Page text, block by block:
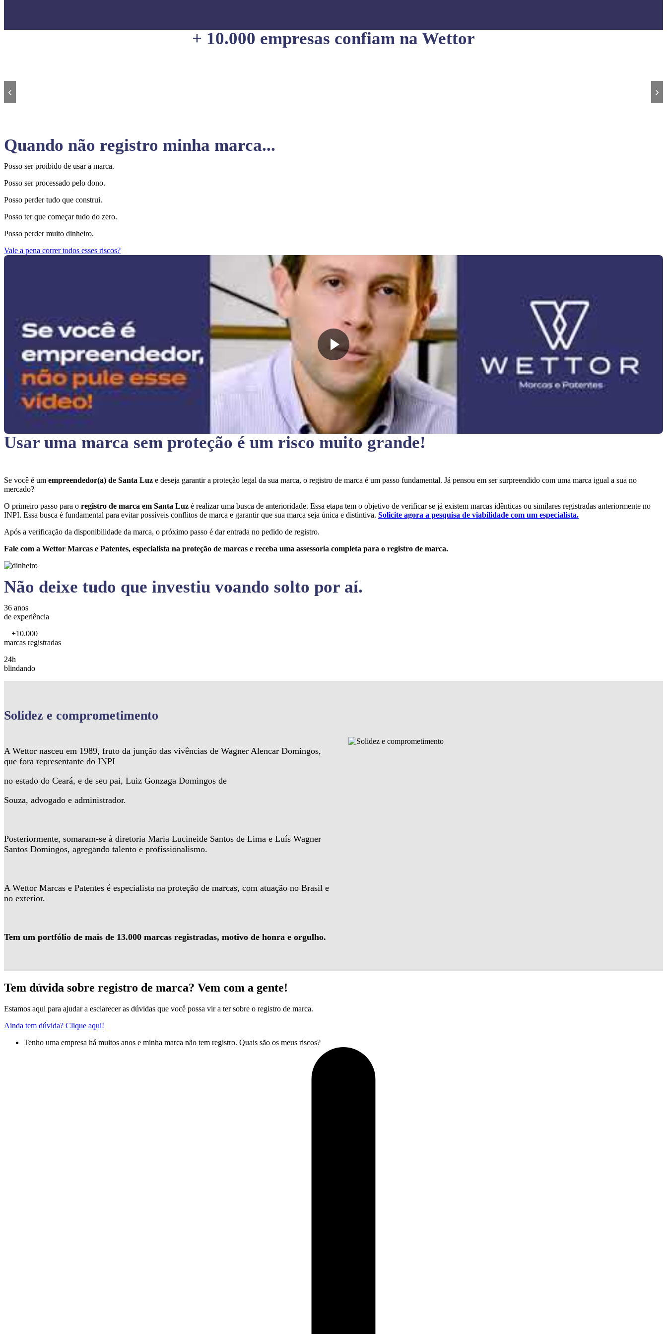
+ 10.000 empresas confiam na Wettor
‹ ›
Quando não registro minha marca...
Posso ser proibido de usar a marca.
Posso ser processado pelo dono.
Posso perder tudo que construi.
Posso ter que começar tudo do zero.
Posso perder muito dinheiro.
Vale a pena correr todos esses riscos?
Usar uma marca sem proteção é um risco muito grande!
Se você é um empreendedor(a) de Santa Luz e deseja garantir a proteção legal da sua marca, o registro de marca é um passo fundamental. Já pensou em ser surpreendido com uma marca igual a sua no
mercado?
O primeiro passo para o registro de marca em Santa Luz é realizar uma busca de anterioridade. Essa etapa tem o objetivo de verificar se já existem marcas idênticas ou similares registradas anteriormente no
INPI. Essa busca é fundamental para evitar possíveis conflitos de marca e garantir que sua marca seja única e distintiva. Solicite agora a pesquisa de viabilidade com um especialista.
Após a verificação da disponibilidade da marca, o próximo passo é dar entrada no pedido de registro.
Fale com a Wettor Marcas e Patentes, especialista na proteção de marcas e receba uma assessoria completa para o registro de marca.
Não deixe tudo que investiu voando solto por aí.
36 anos
de experiência
+10.000
marcas registradas
24h
blindando
Solidez e comprometimento
A Wettor nasceu em 1989, fruto da junção das vivências de Wagner Alencar Domingos,
que fora representante do INPI
no estado do Ceará, e de seu pai, Luiz Gonzaga Domingos de
Souza, advogado e administrador.
Posteriormente, somaram-se à diretoria Maria Lucineide Santos de Lima e Luís Wagner
Santos Domingos, agregando talento e profissionalismo.
A Wettor Marcas e Patentes é especialista na proteção de marcas, com atuação no Brasil e
no exterior.
Tem um portfólio de mais de 13.000 marcas registradas, motivo de honra e orgulho.
Tem dúvida sobre registro de marca? Vem com a gente!
Estamos aqui para ajudar a esclarecer as dúvidas que você possa vir a ter sobre o registro de marca.
Ainda tem dúvida? Clique aqui!
Tenho uma empresa há muitos anos e minha marca não tem registro. Quais são os meus riscos?